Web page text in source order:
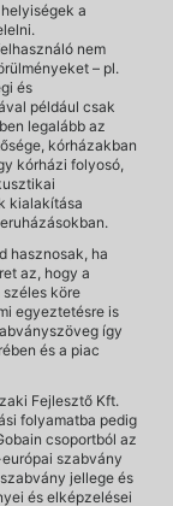
a
nem
– pl.
és
például csak
legalább az
kórházakban
kórházi folyosó,
kialakítása
hasznosak, ha
az, hogy a
köre
egyeztetésre is
így
és a piac
Fejlesztő Kft.
folyamatba pedig
csoportból az
szabvány
jellege és
és elképzelései